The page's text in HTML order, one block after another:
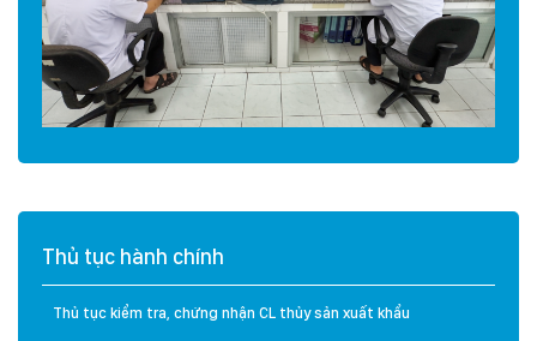
Thủ tục hành chính
Thủ tục kiểm tra, chứng nhận CL thủy sản xuất khẩu